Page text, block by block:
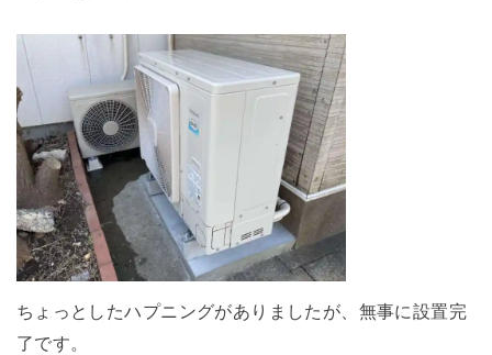
ちょっとしたハプニングがありましたが、無事に設置完
了です。